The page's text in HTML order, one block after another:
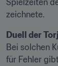
Spielzeiten
zeichnete.
Duell der
Bei solchen
für Fehler